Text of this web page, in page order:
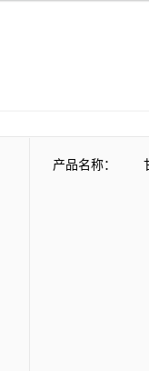
产品名称：